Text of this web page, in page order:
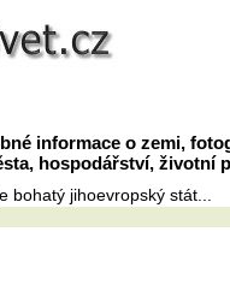
informace o zemi,
hospodářství, životní
bohatý jihoevropský stát...